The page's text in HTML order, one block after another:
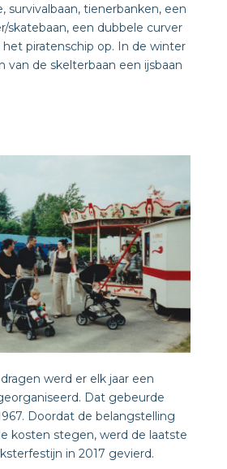
survivalbaan, tienerbanken, een
skatebaan, een dubbele curver
piratenschip op. In de winter
van de skelterbaan een ijsbaan
werd er elk jaar een
Dat gebeurde
Doordat de belangstelling
kosten stegen, werd de laatste
in 2017 gevierd.